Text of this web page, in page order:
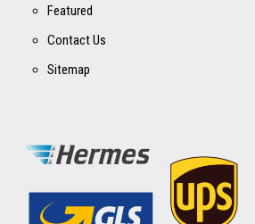
Featured
Contact Us
Sitemap